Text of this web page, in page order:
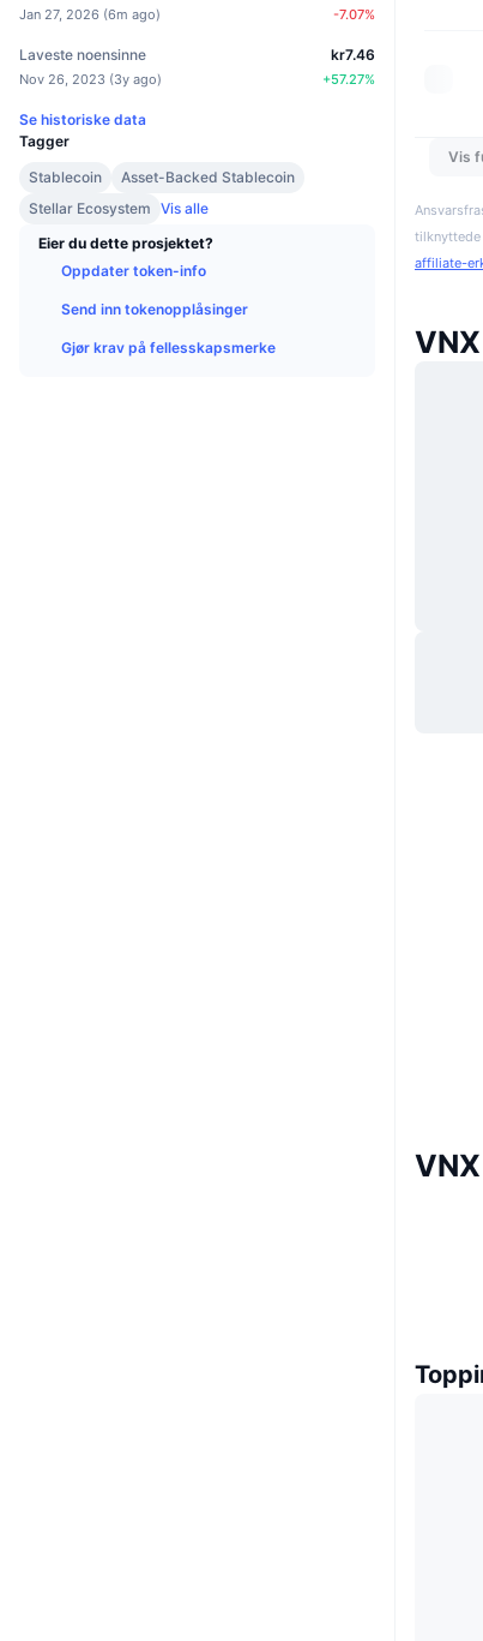
Jan 27, 2026 (6m ago) -7.07%
Laveste noensinne
Nov 26, 2023 (3y ago)
kr7.46
+57.27%
Se historiske data
Tagger
Stablecoin
Asset-Backed Stablecoin
Stellar Ecosystem Vis alle
Eier du dette prosjektet?
Oppdater token-info
Send inn tokenopplåsinger
Gjør krav på fellesskapsmerke
Vis
tilknyttede
affiliate-